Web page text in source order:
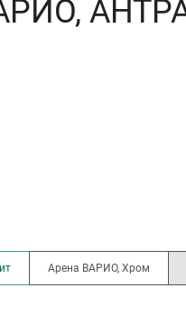
Арена ВАРИО, Хром